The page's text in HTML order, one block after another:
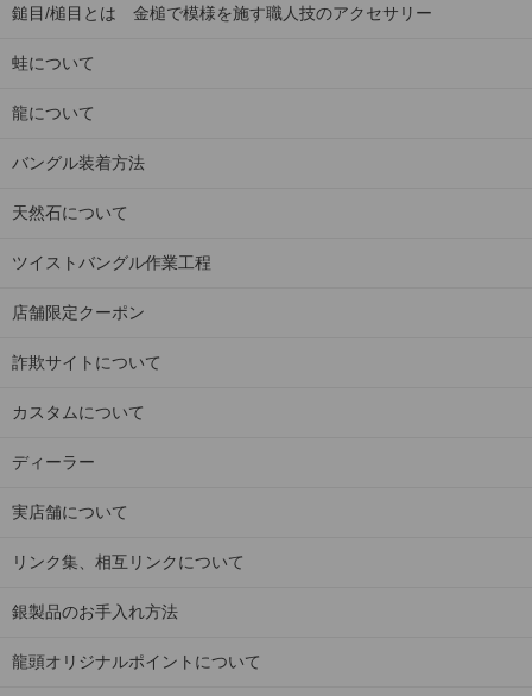
鎚目/槌目とは 金槌で模様を施す職人技のアクセサリー
蛙について
龍について
バングル装着方法
天然石について
ツイストバングル作業工程
店舗限定クーポン
詐欺サイトについて
カスタムについて
ディーラー
実店舗について
リンク集、相互リンクについて
銀製品のお手入れ方法
龍頭オリジナルポイントについて